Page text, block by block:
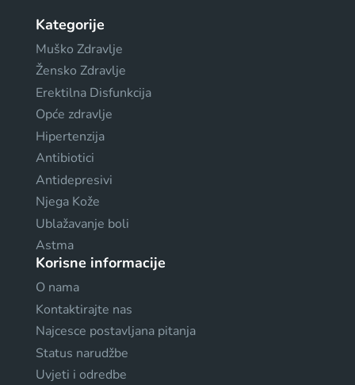
Kategorije
Muško Zdravlje
Žensko Zdravlje
Erektilna Disfunkcija
Opće zdravlje
Hipertenzija
Antibiotici
Antidepresivi
Njega Kože
Ublažavanje boli
Astma
Korisne informacije
O nama
Kontaktirajte nas
Najcesce postavljana pitanja
Status narudžbe
Uvjeti i odredbe